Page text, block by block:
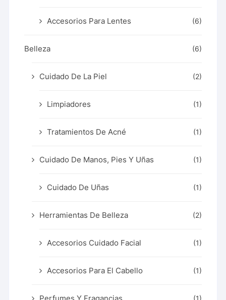
Accesorios Para Lentes (6)
Belleza (6)
Cuidado De La Piel (2)
Limpiadores (1)
Tratamientos De Acné (1)
Cuidado De Manos, Pies Y Uñas (1)
Cuidado De Uñas (1)
Herramientas De Belleza (2)
Accesorios Cuidado Facial (1)
Accesorios Para El Cabello (1)